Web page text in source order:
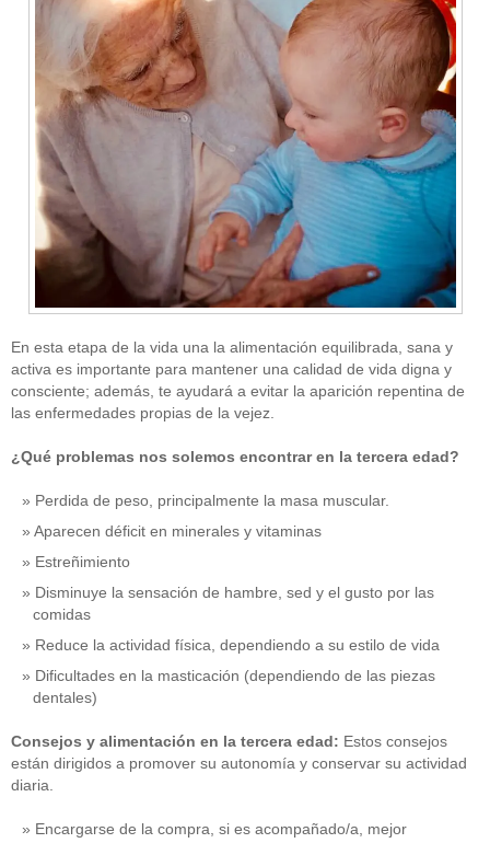
En esta etapa de la vida una la alimentación equilibrada, sana y
activa es importante para mantener una calidad de vida digna y
consciente; además, te ayudará a evitar la aparición repentina de
las enfermedades propias de la vejez.
¿Qué problemas nos solemos encontrar en la tercera edad?
Perdida de peso, principalmente la masa muscular.
Aparecen déficit en minerales y vitaminas
Estreñimiento
Disminuye la sensación de hambre, sed y el gusto por las
comidas
Reduce la actividad física, dependiendo a su estilo de vida
Dificultades en la masticación (dependiendo de las piezas
dentales)
Consejos y alimentación en la tercera edad: Estos consejos
están dirigidos a promover su autonomía y conservar su actividad
diaria.
Encargarse de la compra, si es acompañado/a, mejor